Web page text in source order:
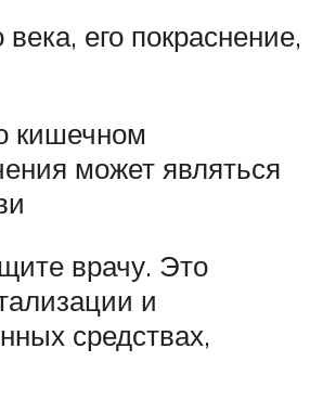
его покраснение,
кишечном
может являться
врачу. Это
и
средствах,